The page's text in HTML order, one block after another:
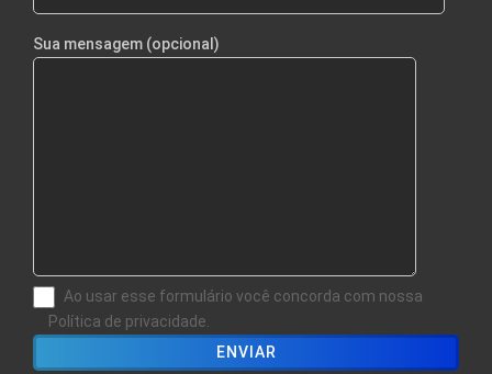
Sua mensagem (opcional)
Ao usar esse formulário você concorda com nossa
Política de privacidade.